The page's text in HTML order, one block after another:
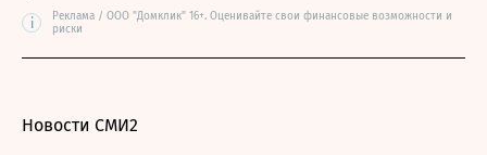
i
Реклама / ООО "Домклик" 16+. Оценивайте свои финансовые возможности и
риски
Новости СМИ2